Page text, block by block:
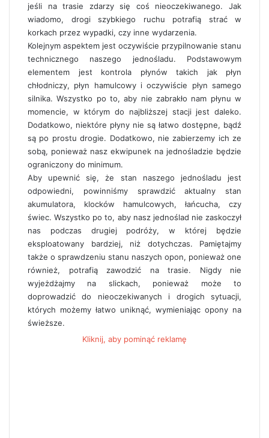
jeśli na trasie zdarzy się coś nieoczekiwanego. Jak
wiadomo, drogi szybkiego ruchu potrafią strać w
korkach przez wypadki, czy inne wydarzenia.
Kolejnym aspektem jest oczywiście przypilnowanie stanu
technicznego naszego jednośladu. Podstawowym
elementem jest kontrola płynów takich jak płyn
chłodniczy, płyn hamulcowy i oczywiście płyn samego
silnika. Wszystko po to, aby nie zabrakło nam płynu w
momencie, w którym do najbliższej stacji jest daleko.
Dodatkowo, niektóre płyny nie są łatwo dostępne, bądź
są po prostu drogie. Dodatkowo, nie zabierzemy ich ze
sobą, ponieważ nasz ekwipunek na jednośladzie będzie
ograniczony do minimum.
Aby upewnić się, że stan naszego jednośladu jest
odpowiedni, powinniśmy sprawdzić aktualny stan
akumulatora, klocków hamulcowych, łańcucha, czy
świec. Wszystko po to, aby nasz jednoślad nie zaskoczył
nas podczas drugiej podróży, w której będzie
eksploatowany bardziej, niż dotychczas. Pamiętajmy
także o sprawdzeniu stanu naszych opon, ponieważ one
również, potrafią zawodzić na trasie. Nigdy nie
wyjeżdżajmy na slickach, ponieważ może to
doprowadzić do nieoczekiwanych i drogich sytuacji,
których możemy łatwo uniknąć, wymieniając opony na
świeższe.
Kliknij, aby pominąć reklamę